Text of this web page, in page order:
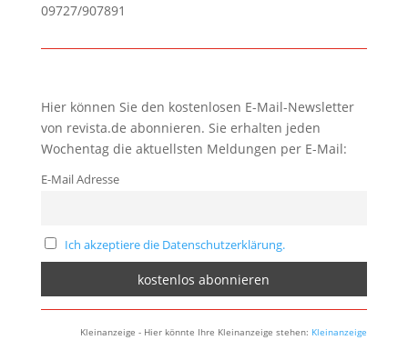
09727/907891
Hier können Sie den kostenlosen E-Mail-Newsletter
von revista.de abonnieren. Sie erhalten jeden
Wochentag die aktuellsten Meldungen per E-Mail:
E-Mail Adresse
Ich akzeptiere die Datenschutzerklärung.
Kleinanzeige - Hier könnte Ihre Kleinanzeige stehen: Kleinanzeige